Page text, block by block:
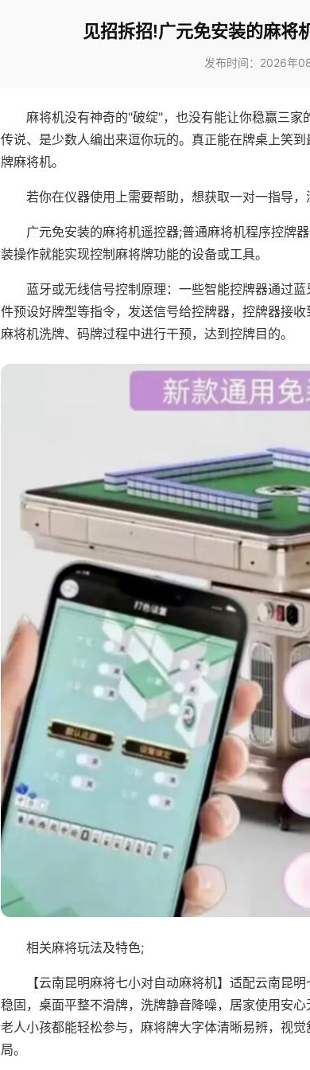
见招拆招!广元免安装的麻将
发布时间：2026年
麻将机没有神奇的"破绽"，也没有能让你稳赢三
传说、是少数人编出来逗你玩的。真正能在牌桌上笑
牌麻将机。
若你在仪器使用上需要帮助，想获取一对一指导
广元免安装的麻将机遥控器;普通麻将机程序控牌
装操作就能实现控制麻将牌功能的设备或工具。
蓝牙或无线信号控制原理：一些智能控牌器通过
件预设好牌型等指令，发送信号给控牌器，控牌器接
麻将机洗牌、码牌过程中进行干预，达到控牌目的。
相关麻将玩法及特色;
【云南昆明麻将七小对自动麻将机】适配云南昆
稳固，桌面平整不滑牌，洗牌静音降噪，居家使用安心
老人小孩都能轻松参与，麻将牌大字体清晰易辨，视
局。